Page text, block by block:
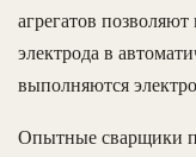
агрегатов
электрода в
выполняются
Опытные сварщики